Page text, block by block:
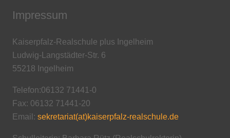
Impressum
Kaiserpfalz-Realschule plus Ingelheim
Ludwig-Langstädter-Str. 6
55218 Ingelheim
Telefon:06132 71441-0
Fax: 06132 71441-20
Email: sekretariat(at)kaiserpfalz-realschule.de